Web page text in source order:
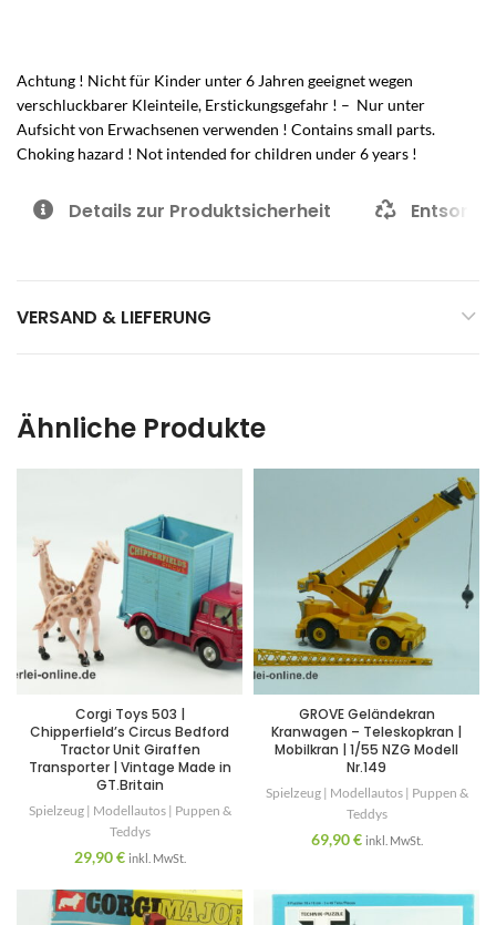
Achtung ! Nicht für Kinder unter 6 Jahren geeignet wegen
verschluckbarer Kleinteile, Erstickungsgefahr ! – Nur unter
Aufsicht von Erwachsenen verwenden ! Contains small parts.
Choking hazard ! Not intended for children under 6 years !
Details zur Produktsicherheit
VERSAND & LIEFERUNG
Ähnliche Produkte
Corgi Toys 503 |
Chipperfield’s Circus Bedford
Tractor Unit Giraffen
Transporter | Vintage Made in
GT.Britain
Spielzeug | Modellautos | Puppen &
Teddys
29,90€ inkl. MwSt.
GROVE Geländekran
Kranwagen – Teleskopkran |
Mobilkran | 1/55 NZG Modell
Nr.149
Spielzeug | Modellautos | Puppen &
Teddys
69,90€ inkl. MwSt.